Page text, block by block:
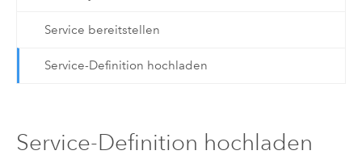
Service bereitstellen
Service-Definition hochladen
Service-Definition hochladen